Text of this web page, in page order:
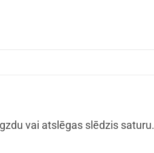
vai atslēgas slēdzis saturu.